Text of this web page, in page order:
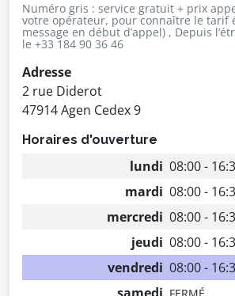
Numéro gris : service gratuit + prix
votre opérateur, pour connaître le tarif
message en début d’appel) , Depuis
le +33 184 90 36 46
Adresse
2 rue Diderot
47914 Agen Cedex 9
Horaires d'ouverture
lundi 08:00 -
mardi 08:00 -
mercredi 08:00 -
jeudi 08:00 -
vendredi 08:00 -